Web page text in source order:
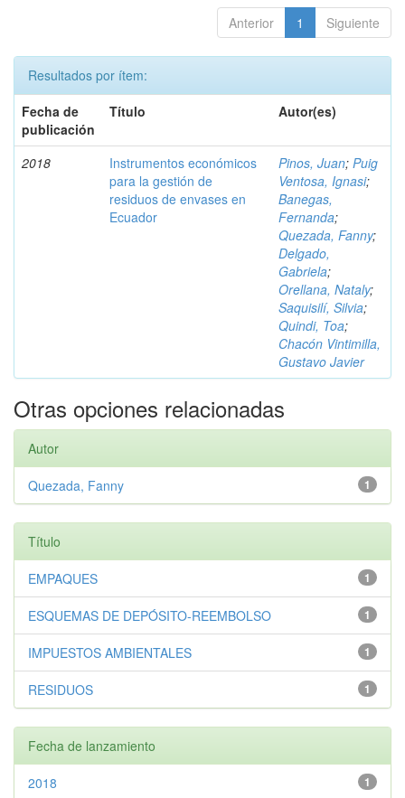
Anterior 1 Siguiente
Resultados por ítem:
Fecha de
publicación
Título Autor(es)
2018
Instrumentos económicos
para la gestión de
residuos de envases en
Ecuador
Pinos, Juan; Puig
Ventosa, Ignasi;
Banegas,
Fernanda;
Quezada, Fanny;
Delgado,
Gabriela;
Orellana, Nataly;
Saquisilí, Silvia;
Quindi, Toa;
Chacón Vintimilla,
Gustavo Javier
Otras opciones relacionadas
Autor
1
Quezada, Fanny
Título
1
EMPAQUES
1
ESQUEMAS DE DEPÓSITO-REEMBOLSO
1
IMPUESTOS AMBIENTALES
1
RESIDUOS
Fecha de lanzamiento
1
2018